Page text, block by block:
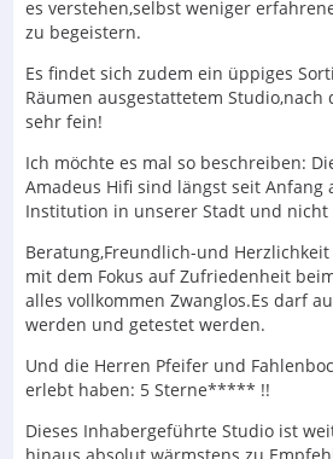
es verstehen,selbst weniger
zu begeistern.
Es findet sich zudem ein üppiges
Räumen ausgestattetem
sehr fein!
Ich möchte es mal so beschreiben:
Amadeus Hifi sind längst seit Anfang
Institution in unserer Stadt und nicht
Beratung,Freundlich-und
mit dem Fokus auf Zufriedenheit
alles vollkommen Zwanglos.Es darf
werden und getestet werden.
Und die Herren Pfeifer und
erlebt haben: 5 Sterne***** !!
Dieses Inhabergeführte Studio ist
hinaus absolut wärmstens zu